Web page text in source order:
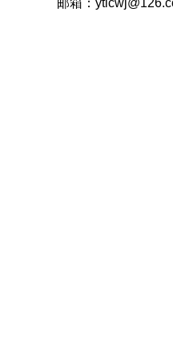
邮箱：